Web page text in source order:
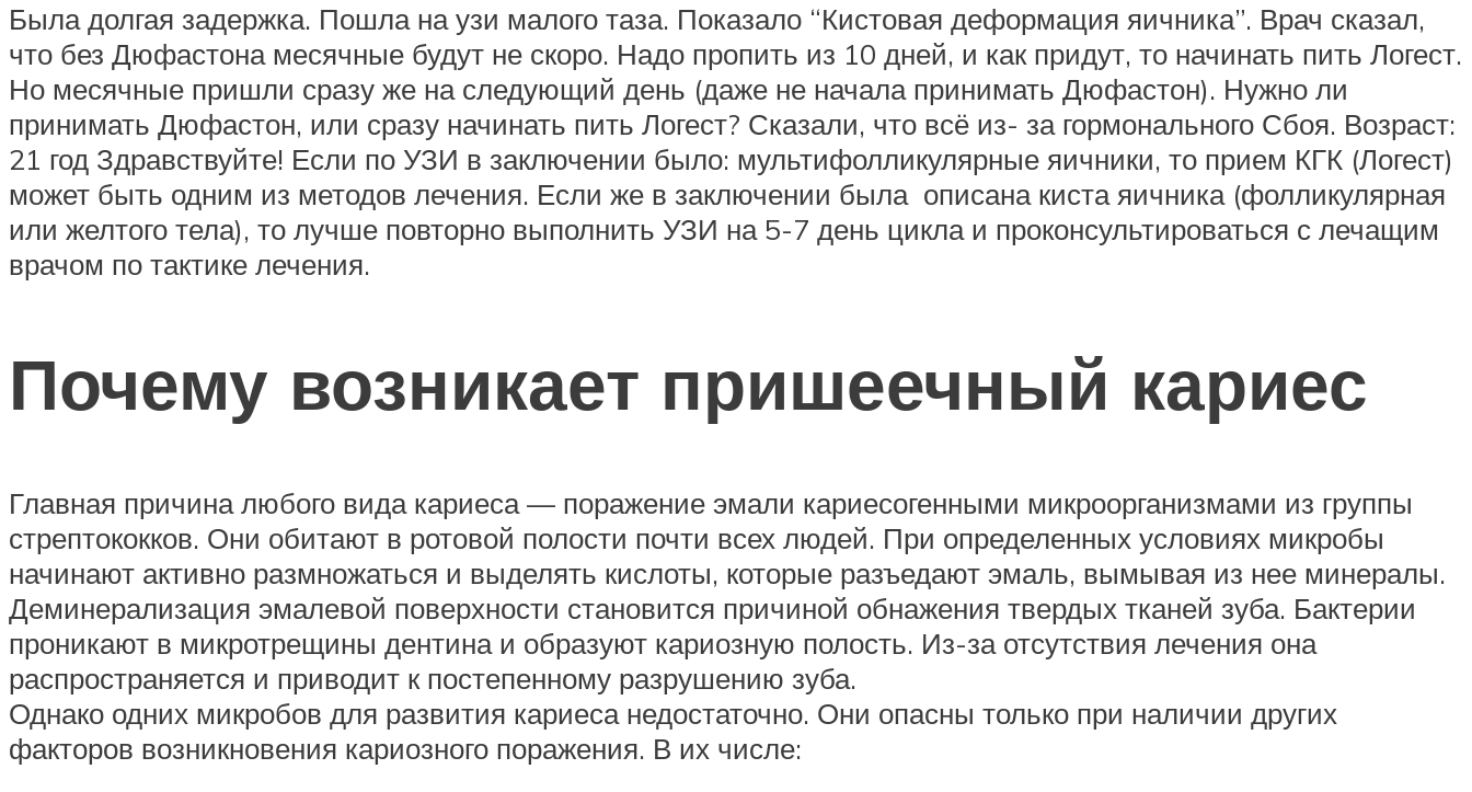
Была долгая задержка. Пошла на узи малого таза. Показало “Кистовая деформация яичника”. Врач сказал,
что без Дюфастона месячные будут не скоро. Надо пропить из 10 дней, и как придут, то начинать пить Логест.
Но месячные пришли сразу же на следующий день (даже не начала принимать Дюфастон). Нужно ли
принимать Дюфастон, или сразу начинать пить Логест? Сказали, что всё из- за гормонального Сбоя. Возраст:
21 год Здравствуйте! Если по УЗИ в заключении было: мультифолликулярные яичники, то прием КГК (Логест)
может быть одним из методов лечения. Если же в заключении была описана киста яичника (фолликулярная
или желтого тела), то лучше повторно выполнить УЗИ на 5-7 день цикла и проконсультироваться с лечащим
врачом по тактике лечения.
Почему возникает пришеечный кариес
Главная причина любого вида кариеса — поражение эмали кариесогенными микроорганизмами из группы
стрептококков. Они обитают в ротовой полости почти всех людей. При определенных условиях микробы
начинают активно размножаться и выделять кислоты, которые разъедают эмаль, вымывая из нее минералы.
Деминерализация эмалевой поверхности становится причиной обнажения твердых тканей зуба. Бактерии
проникают в микротрещины дентина и образуют кариозную полость. Из-за отсутствия лечения она
распространяется и приводит к постепенному разрушению зуба.
Однако одних микробов для развития кариеса недостаточно. Они опасны только при наличии других
факторов возникновения кариозного поражения. В их числе: